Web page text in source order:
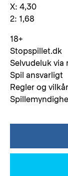
X: 4,30
2: 1,68
18+
Stopspillet.dk
Selvudeluk via
Spil ansvarligt
Regler og